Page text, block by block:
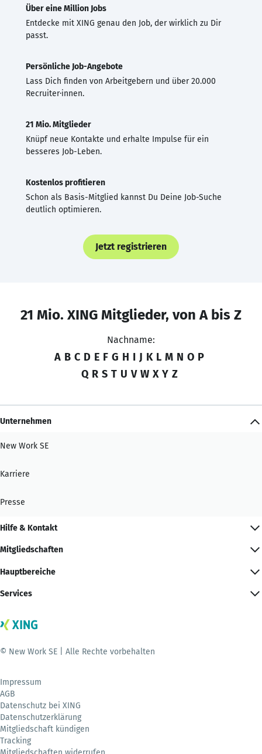
Über eine Million Jobs
Entdecke mit XING genau den Job, der wirklich zu Dir
passt.
Persönliche Job-Angebote
Lass Dich finden von Arbeitgebern und über 20.000
Recruiter·innen.
21 Mio. Mitglieder
Knüpf neue Kontakte und erhalte Impulse für ein
besseres Job-Leben.
Kostenlos profitieren
Schon als Basis-Mitglied kannst Du Deine Job-Suche
deutlich optimieren.
Jetzt registrieren
21 Mio. XING Mitglieder, von A bis Z
Nachname:
A B C D E F G H I J K L M N O P
Q R S T U V W X Y Z
Unternehmen
New Work SE
Karriere
Presse
Hilfe & Kontakt
Mitgliedschaften
Hauptbereiche
Services
© New Work SE | Alle Rechte vorbehalten
Impressum
AGB
Datenschutz bei XING
Datenschutzerklärung
Mitgliedschaft kündigen
Tracking